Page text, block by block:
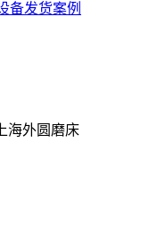
备发货案例
海外圆磨床